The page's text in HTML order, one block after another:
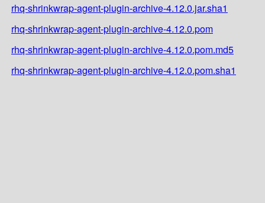
rhq-shrinkwrap-agent-plugin-archive-4.12.0.jar.sha1
rhq-shrinkwrap-agent-plugin-archive-4.12.0.pom
rhq-shrinkwrap-agent-plugin-archive-4.12.0.pom.md5
rhq-shrinkwrap-agent-plugin-archive-4.12.0.pom.sha1